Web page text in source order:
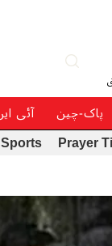
پاک-چین آئی
Prayer
Sports